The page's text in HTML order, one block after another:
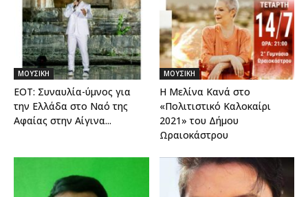
ΜΟΥΣΙΚΗ
ΕΟΤ: Συναυλία-ύμνος για
την Ελλάδα στο Ναό της
Αφαίας στην Αίγινα...
ΜΟΥΣΙΚΗ
Η Μελίνα Κανά στο
«Πολιτιστικό Καλοκαίρι
2021» του Δήμου
Ωραιοκάστρου